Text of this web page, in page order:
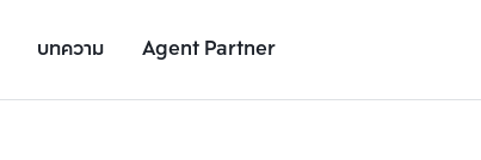
บทความ Agent Partner
รายละเอียดยูนิต